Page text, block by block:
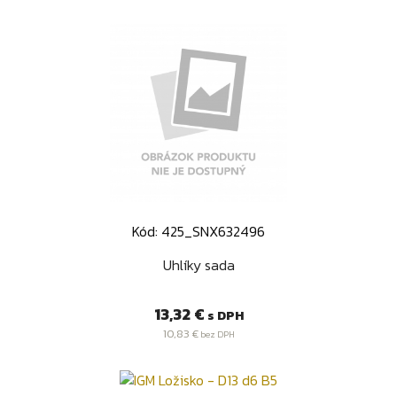
Kód: 425_SNX632496
Uhlíky sada
Cena
13,32 € s DPH
10,83 €bez DPH